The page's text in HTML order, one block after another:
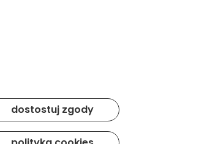
danych osobowych jest Baltrade sp. z o.o. z
przy ul. Geodetów 24, 80-298 Gdańsk.
dostostuj zgody